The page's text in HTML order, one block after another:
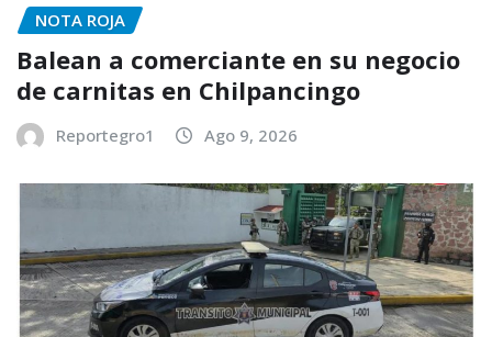
NOTA ROJA
Balean a comerciante en su negocio
de carnitas en Chilpancingo
Reportegro1 Ago 9, 2026